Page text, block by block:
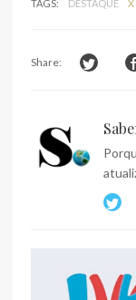
TAGS: DESTAQUE X
Share: